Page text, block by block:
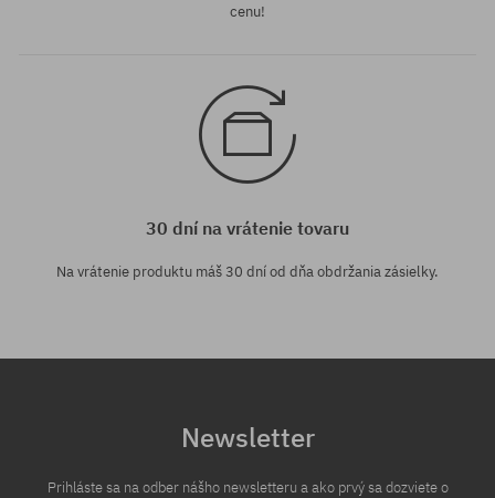
cenu!
30 dní na vrátenie tovaru
Na vrátenie produktu máš 30 dní od dňa obdržania zásielky.
Newsletter
Prihláste sa na odber nášho newsletteru a ako prvý sa dozviete o